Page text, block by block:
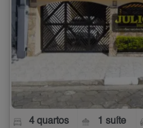
4 quartos 1 suíte